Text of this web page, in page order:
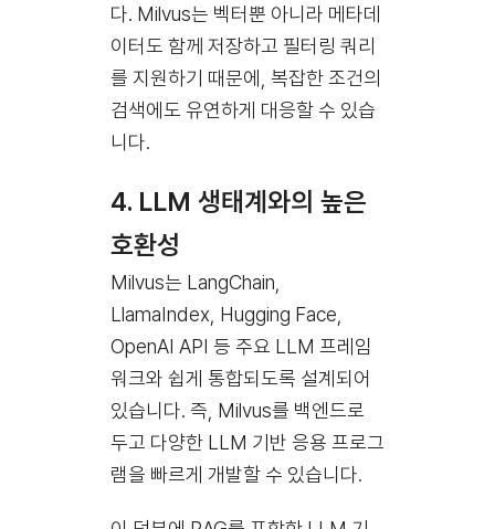
다. Milvus는 벡터뿐 아니라 메타데
이터도 함께 저장하고 필터링 쿼리
를 지원하기 때문에, 복잡한 조건의
검색에도 유연하게 대응할 수 있습
니다.
4. LLM 생태계와의 높은
호환성
Milvus는 LangChain,
LlamaIndex, Hugging Face,
OpenAI API 등 주요 LLM 프레임
워크와 쉽게 통합되도록 설계되어
있습니다. 즉, Milvus를 백엔드로
두고 다양한 LLM 기반 응용 프로그
램을 빠르게 개발할 수 있습니다.